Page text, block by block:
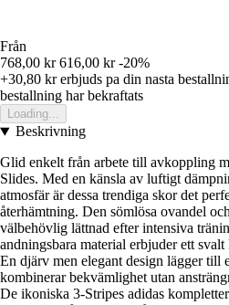
Från
768,00 kr 616,00 kr -20%
+30,80 krerbjuds pa din nasta
bestallning har bekraftats
Loading...
Beskrivning
Glid enkelt från arbete till avkoppling
Slides. Med en känsla av luftigt
atmosfär är dessa trendiga skor det
återhämtning. Den sömlösa ovandel
välbehövlig lättnad efter intensiva
andningsbara material erbjuder ett
En djärv men elegant design lägger till
kombinerar bekvämlighet utan
De ikoniska 3-Stripes adidas